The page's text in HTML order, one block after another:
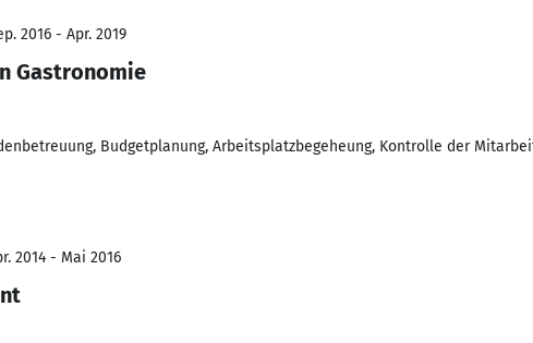
2016 - Apr. 2019
Gastronomie
Budgetplanung, Arbeitsplatzbegeheung, Kontrolle der
2014 - Mai 2016